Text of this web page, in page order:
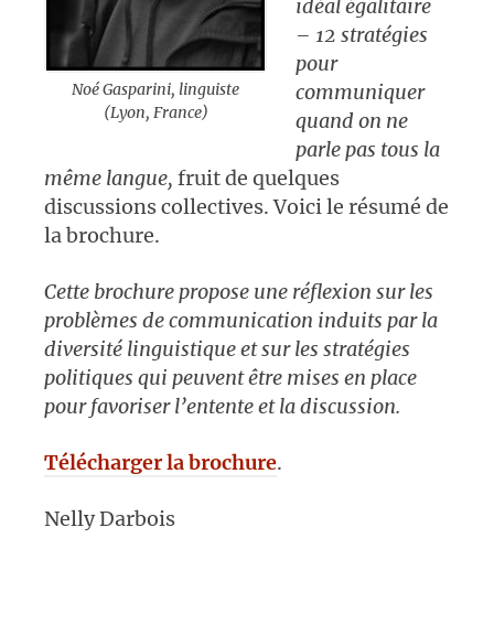
Noé Gasparini, linguiste
(Lyon, France)
idéal égalitaire
– 12 stratégies
pour
communiquer
quand on ne
parle pas tous la
même langue, fruit de quelques
discussions collectives. Voici le résumé de
la brochure.
Cette brochure propose une réflexion sur les
problèmes de communication induits par la
diversité linguistique et sur les stratégies
politiques qui peuvent être mises en place
pour favoriser l’entente et la discussion.
Télécharger la brochure.
Nelly Darbois